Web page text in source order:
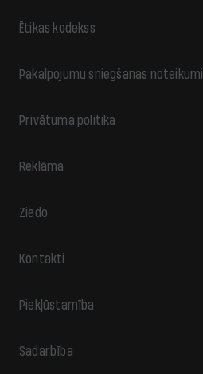
Ētikas kodekss
Pakalpojumu sniegšanas noteikumi
Privātuma politika
Reklāma
Ziedo
Kontakti
Piekļūstamība
Sadarbība